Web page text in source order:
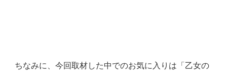
ちなみに、今回取材した中でのお気に入りは「乙女の